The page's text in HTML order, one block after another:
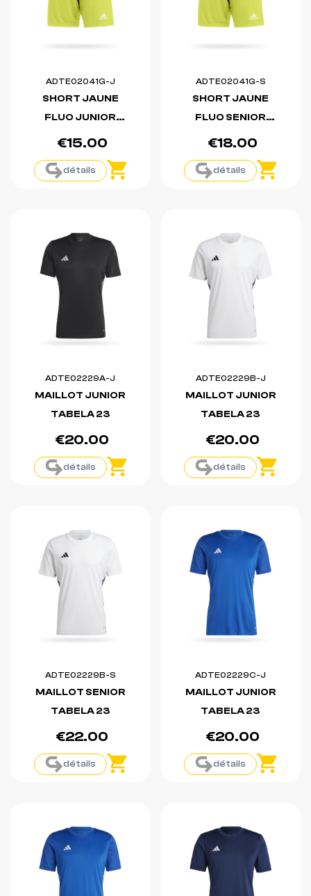
ADTE02041G-J
SHORT JAUNE
FLUO JUNIOR
ENTRADA 22
€15.00
détails
ADTE02041G-S
SHORT JAUNE
FLUO SENIOR
ENTRADA 22
€18.00
détails
ADTE02229A-J
MAILLOT JUNIOR
TABELA 23
€20.00
détails
ADTE02229B-J
MAILLOT JUNIOR
TABELA 23
€20.00
détails
ADTE02229B-S
MAILLOT SENIOR
TABELA 23
€22.00
détails
ADTE02229C-J
MAILLOT JUNIOR
TABELA 23
€20.00
détails